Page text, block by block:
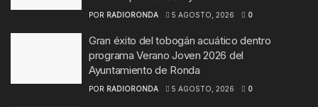
POR RADIORONDA 5 AGOSTO, 2026 0
Gran éxito del tobogán acuático dentro
programa Verano Joven 2026 del
Ayuntamiento de Ronda
POR RADIORONDA 5 AGOSTO, 2026 0